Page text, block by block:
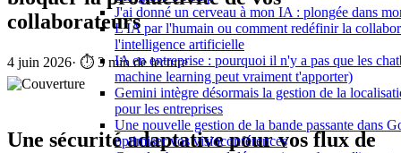
J'ai donné un cerveau à mon IA : plongée dans
L'IA par l'humain ou comment redéfinir la
l'intelligence artificielle
IA en entreprise : pourquoi il n'y a pas que les
machine learning peut vraiment t'apporter)
Gemini intègre désormais la gestion de la
pour les entreprises
Une nouvelle gestion de la bande passante dans
optimiser vos visioconférences
collaborateurs
4 juin 2026· ⏱️ 3 min de lecture
Une sécurité adaptative pour vos flux de